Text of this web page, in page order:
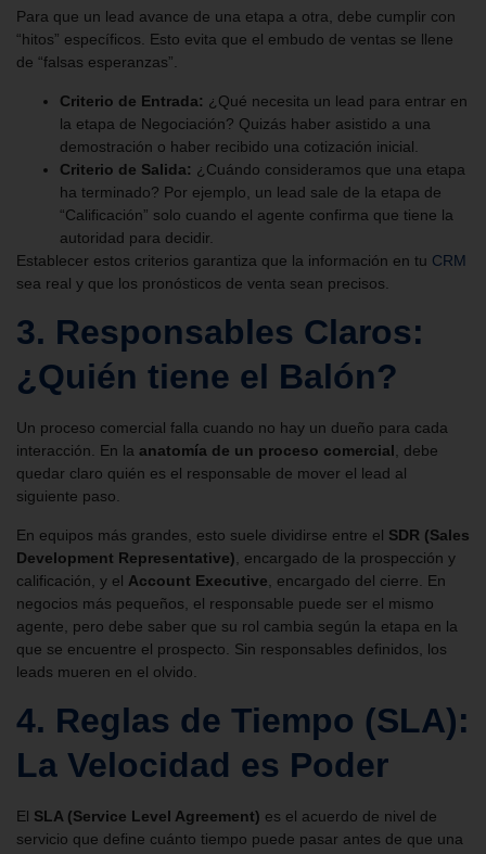
Para que un lead avance de una etapa a otra, debe cumplir con
“hitos” específicos. Esto evita que el embudo de ventas se llene
de “falsas esperanzas”.
Criterio de Entrada: ¿Qué necesita un lead para entrar en
la etapa de Negociación? Quizás haber asistido a una
demostración o haber recibido una cotización inicial.
Criterio de Salida: ¿Cuándo consideramos que una etapa
ha terminado? Por ejemplo, un lead sale de la etapa de
“Calificación” solo cuando el agente confirma que tiene la
autoridad para decidir.
Establecer estos criterios garantiza que la información en tu CRM
sea real y que los pronósticos de venta sean precisos.
3. Responsables Claros:
¿Quién tiene el Balón?
Un proceso comercial falla cuando no hay un dueño para cada
interacción. En la anatomía de un proceso comercial, debe
quedar claro quién es el responsable de mover el lead al
siguiente paso.
En equipos más grandes, esto suele dividirse entre el SDR (Sales
Development Representative) , encargado de la prospección y
calificación, y el Account Executive , encargado del cierre. En
negocios más pequeños, el responsable puede ser el mismo
agente, pero debe saber que su rol cambia según la etapa en la
que se encuentre el prospecto. Sin responsables definidos, los
leads mueren en el olvido.
4. Reglas de Tiempo (SLA):
La Velocidad es Poder
El SLA (Service Level Agreement) es el acuerdo de nivel de
servicio que define cuánto tiempo puede pasar antes de que una